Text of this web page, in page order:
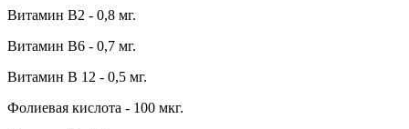
Витамин В2 - 0,8 мг.
Витамин В6 - 0,7 мг.
Витамин В 12 - 0,5 мг.
Фолиевая кислота - 100 мкг.